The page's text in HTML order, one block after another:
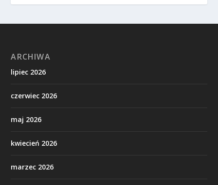
ARCHIWA
lipiec 2026
czerwiec 2026
maj 2026
kwiecień 2026
marzec 2026